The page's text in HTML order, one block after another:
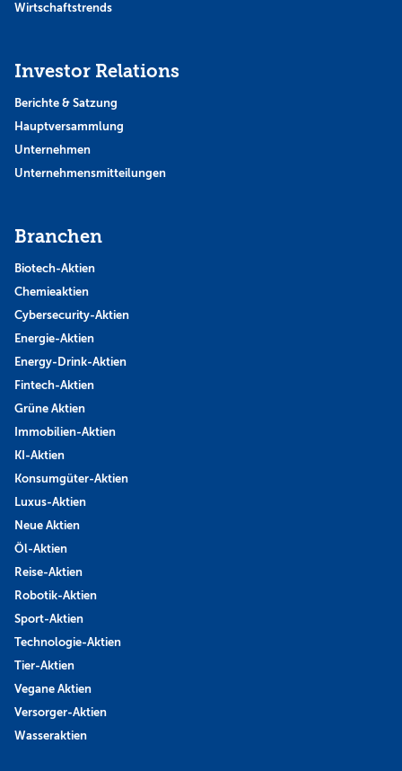
Wirtschaftstrends
Investor Relations
Berichte & Satzung
Hauptversammlung
Unternehmen
Unternehmensmitteilungen
Branchen
Biotech-Aktien
Chemieaktien
Cybersecurity-Aktien
Energie-Aktien
Energy-Drink-Aktien
Fintech-Aktien
Grüne Aktien
Immobilien-Aktien
KI-Aktien
Konsumgüter-Aktien
Luxus-Aktien
Neue Aktien
Öl-Aktien
Reise-Aktien
Robotik-Aktien
Sport-Aktien
Technologie-Aktien
Tier-Aktien
Vegane Aktien
Versorger-Aktien
Wasseraktien